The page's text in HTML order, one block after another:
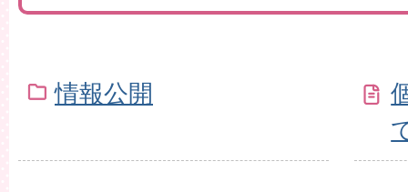
情報公開